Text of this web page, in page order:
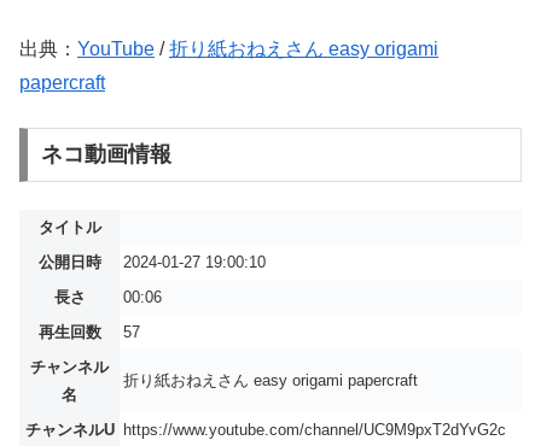
出典： YouTube /折り紙おねえさん easy origami
papercraft
ネコ動画情報
タイトル
公開日時
2024-01-27 19:00:10
長さ
00:06
再生回数
57
チャンネル
名
折り紙おねえさん easy origami papercraft
チャンネルU
https://www.youtube.com/channel/UC9M9pxT2dYvG2c